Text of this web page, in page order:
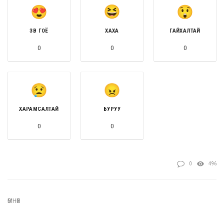
ЗӨВ ГОЁ
0
ХАХА
0
ГАЙХАЛТАЙ
0
ХАРАМСАЛТАЙ
0
БУРУУ
0
0 496
ӨМНӨХ